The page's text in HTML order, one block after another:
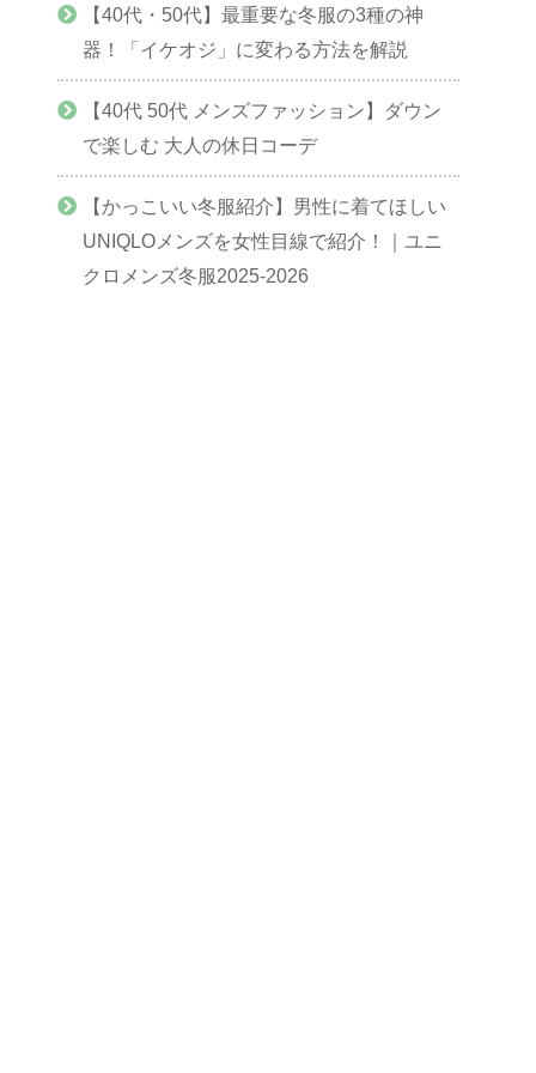
【40代・50代】最重要な冬服の3種の神
器！「イケオジ」に変わる方法を解説
【40代 50代 メンズファッション】ダウン
で楽しむ 大人の休日コーデ
【かっこいい冬服紹介】男性に着てほしい
UNIQLOメンズを女性目線で紹介！｜ユニ
クロメンズ冬服2025-2026